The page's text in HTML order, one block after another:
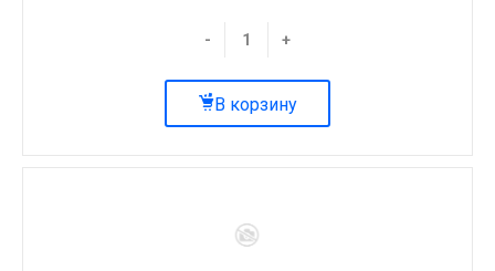
- +
В корзину